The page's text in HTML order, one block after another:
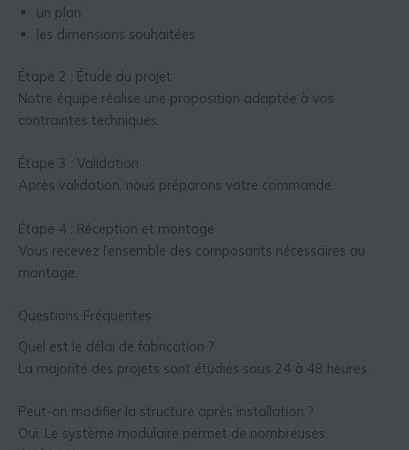
un plan
les dimensions souhaitées
Étape 2 : Étude du projet
Notre équipe réalise une proposition adaptée à vos
contraintes techniques.
Étape 3 : Validation
Après validation, nous préparons votre commande.
Étape 4 : Réception et montage
Vous recevez l’ensemble des composants nécessaires au
montage.
Questions Fréquentes
Quel est le délai de fabrication ?
La majorité des projets sont étudiés sous 24 à 48 heures.
Peut-on modifier la structure après installation ?
Oui. Le système modulaire permet de nombreuses